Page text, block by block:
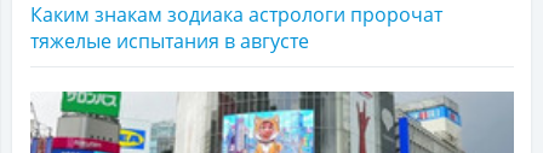
Каким знакам зодиака астрологи пророчат
тяжелые испытания в августе